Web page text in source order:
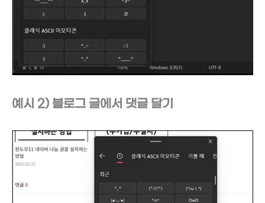
예시 2) 블로그 글에서 댓글 달기